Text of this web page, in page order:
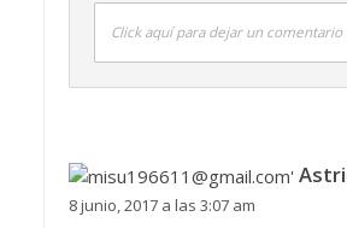
Click aquí para dejar un comentario
8 junio, 2017 a las 3:07 am